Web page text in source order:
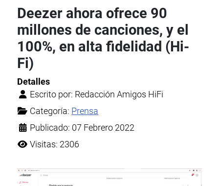
Deezer ahora ofrece 90
millones de canciones, y el
100%, en alta fidelidad (Hi-
Fi)
Detalles
Escrito por: Redacción Amigos HiFi
Categoría: Prensa
Publicado: 07 Febrero 2022
Visitas: 2306